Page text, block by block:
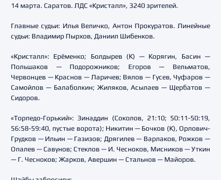
14 марта. Саратов. ЛДС «Кристалл», 3240 зрителей.
Главные судьи: Илья Величко, Антон Прокуратов. Линейные
судьи: Владимир Пырхов, Даниил Шибенков.
«Кристалл»: Ерёменко; Болдырев (К) — Корягин, Басин —
Польшаков — Подорожников; Егоров — Вельматов,
Червонцев — Краснов — Ларичев; Вялов — Гусев, Чуфаров —
Самойлов — Балаболкин; Жиляков, Асылаев — Щербатов —
Сидоров.
«Торпедо-Горький»: Зинаддин (Соколов, 21:10; 50:11-50:19,
56:58-59:40, пустые ворота); Никитин — Бочков (К), Орлович-
Грудков — Ильин — Газизов; Дрягилев — Варлаков, Рожков —
Опалев — Савунов; Стеклов — И. Чесноков, Мисников — Уткин
— Г. Чесноков; Жарков, Авершин — Стальнов — Майоров.